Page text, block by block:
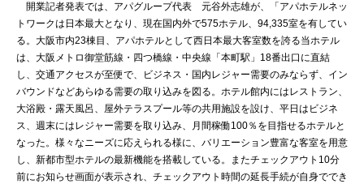
開業記者発表では、アパグループ代表 元谷外志雄が、「アパホテルネッ
トワークは日本最大となり、現在国内外で575ホテル、94,335室を有してい
る。大阪市内23棟目、アパホテルとして西日本最大客室数を誇る当ホテル
は、大阪メトロ御堂筋線・四つ橋線・中央線「本町駅」18番出口に直結
し、交通アクセスが至便で、ビジネス・国内レジャー需要のみならず、イン
バウンドなどあらゆる需要の取り込みを図る。ホテル館内にはレストラン、
大浴殿・露天風呂、屋外テラスプール等の共用施設を設け、平日はビジネ
ス、週末にはレジャー需要を取り込み、月間稼働100％を目指せるホテルと
なった。様々なニーズに応えられる様に、バリエーション豊富な客室を用意
し、新都市型ホテルの最新機能を搭載している。またチェックアウト10分
前にお知らせ画面が表示され、チェックアウト時間の延長手続が自身ででき